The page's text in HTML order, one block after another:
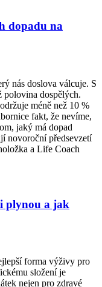
dopadu na
nás doslova válcuje. S
polovina dospělých.
méně než 10 %
fakt, že nevíme,
jaký má dopad
novoroční předsevzetí
a Life Coach
plynou a jak
forma výživy pro
složení je
nejen pro zdravé